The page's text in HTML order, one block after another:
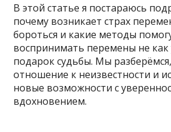
В этой статье я постараюсь
почему возникает страх
бороться и какие методы
воспринимать перемены не как
подарок судьбы. Мы
отношение к неизвестности и
новые возможности с
вдохновением.